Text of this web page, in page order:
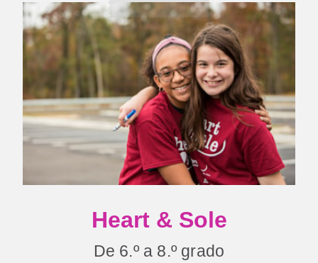
Heart & Sole
De 6.º a 8.º grado